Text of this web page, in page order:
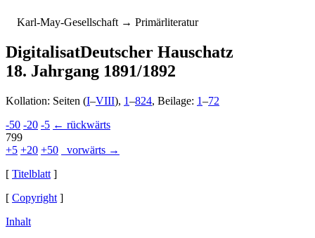
Karl-May-Gesellschaft → Primärliteratur
DigitalisatDeutscher Hauschatz
18. Jahrgang 1891/1892
Kollation: Seiten (I–VIII), 1–824, Beilage: 1–72
-50 -20 -5 ← rückwärts
799
+5 +20 +50
vorwärts →
[ Titelblatt ]
[ Copyright ]
Inhalt